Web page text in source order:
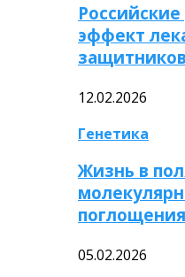
эффект
12.02.2026
Генетика
Жизнь в
05.02.2026